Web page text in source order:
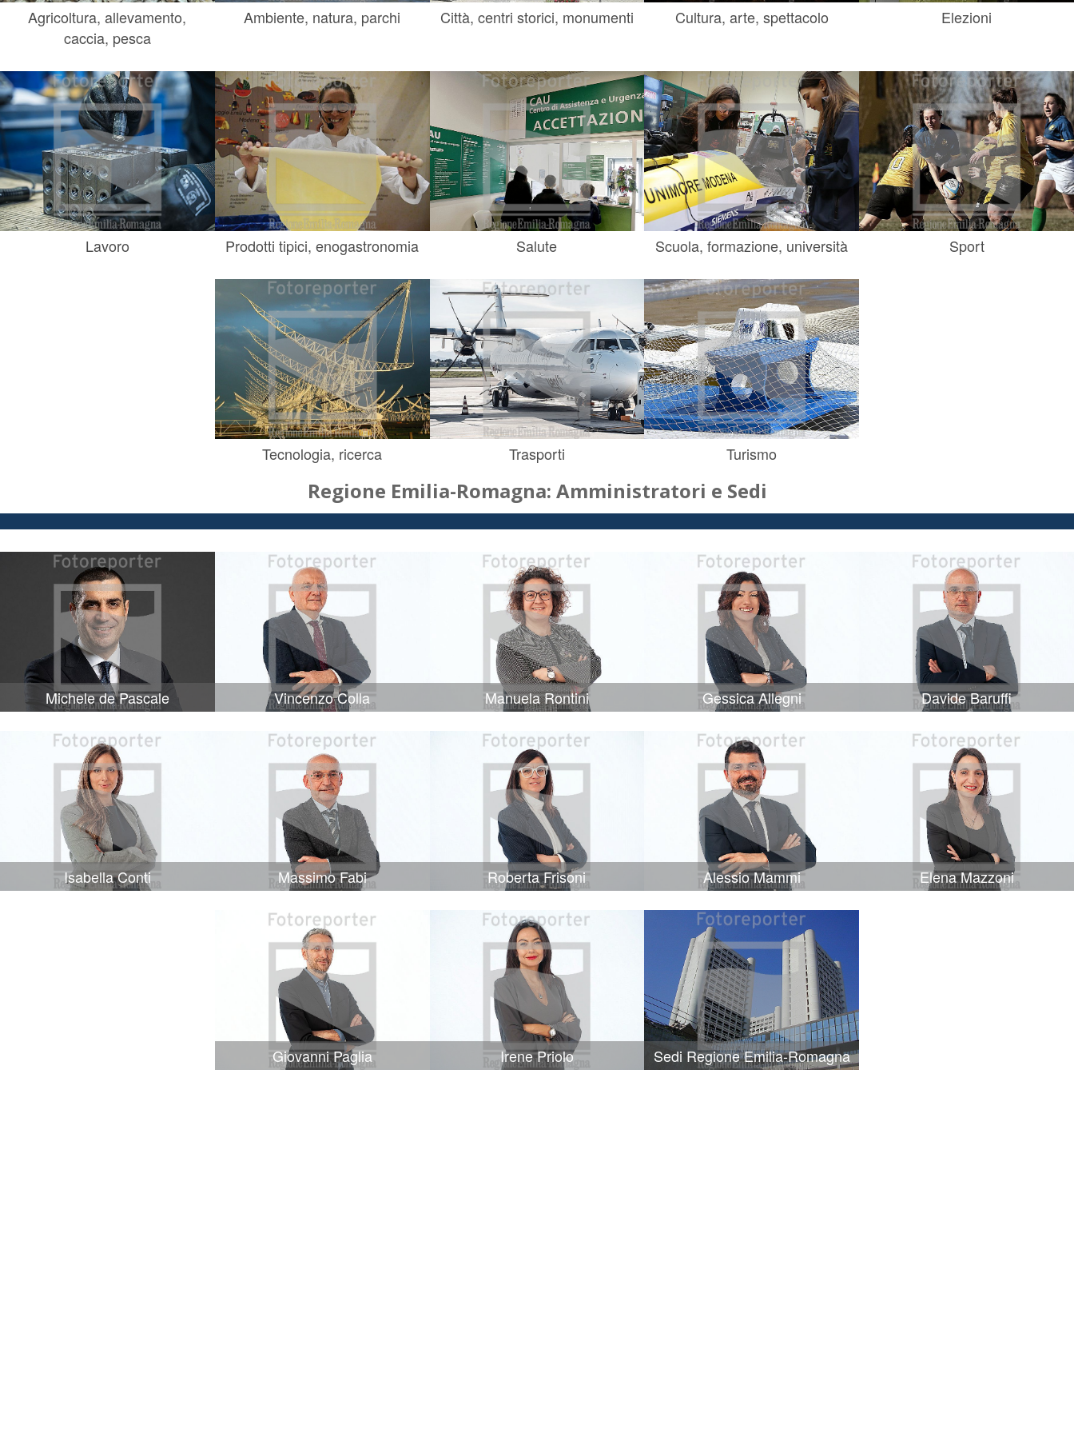
Agricoltura, allevamento,
caccia, pesca
Ambiente, natura, parchi Città, centri storici, monumenti Cultura, arte, spettacolo Elezioni
Lavoro Prodotti tipici, enogastronomia Salute Scuola, formazione, università Sport
Tecnologia, ricerca Trasporti Turismo
Regione Emilia-Romagna: Amministratori e Sedi
Michele de Pascale Vincenzo Colla Manuela Rontini Gessica Allegni Davide Baruffi
Isabella Conti Massimo Fabi Roberta Frisoni Alessio Mammi Elena Mazzoni
Giovanni Paglia Irene Priolo Sedi Regione Emilia-Romagna